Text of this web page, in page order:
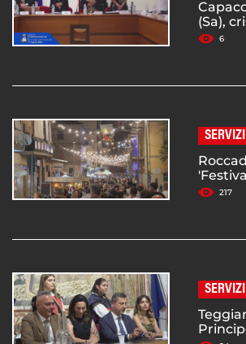
(Sa),
6
SERVIZI
217
SERVIZI